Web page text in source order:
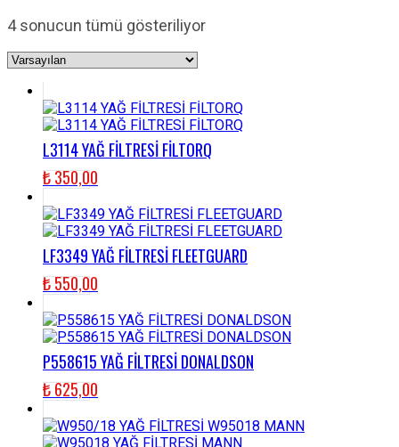
4 sonucun tümü gösteriliyor
L3114 YAĞ FİLTRESİ FİLTORQ
₺350,00
LF3349 YAĞ FİLTRESİ FLEETGUARD
₺550,00
P558615 YAĞ FİLTRESİ DONALDSON
₺625,00